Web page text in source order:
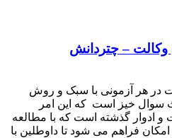
در هر آزمونی با سبک و روش
خیز است که این امر
ادوار گذشته است که با مطالعه
فراهم می شود تا داوطلین با